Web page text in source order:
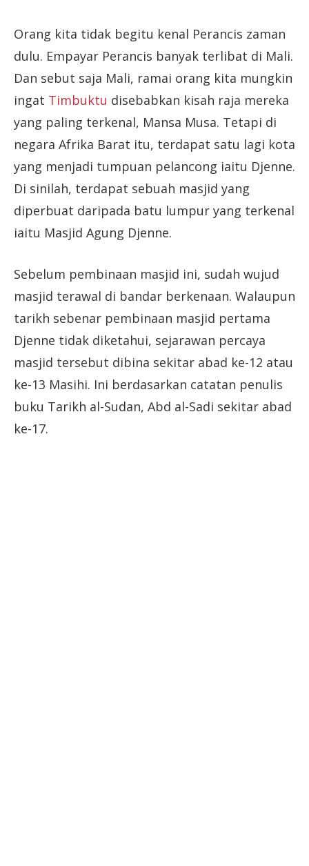
Orang kita tidak begitu kenal Perancis zaman
dulu. Empayar Perancis banyak terlibat di Mali.
Dan sebut saja Mali, ramai orang kita mungkin
ingat Timbuktu disebabkan kisah raja mereka
yang paling terkenal, Mansa Musa. Tetapi di
negara Afrika Barat itu, terdapat satu lagi kota
yang menjadi tumpuan pelancong iaitu Djenne.
Di sinilah, terdapat sebuah masjid yang
diperbuat daripada batu lumpur yang terkenal
iaitu Masjid Agung Djenne.
Sebelum pembinaan masjid ini, sudah wujud
masjid terawal di bandar berkenaan. Walaupun
tarikh sebenar pembinaan masjid pertama
Djenne tidak diketahui, sejarawan percaya
masjid tersebut dibina sekitar abad ke-12 atau
ke-13 Masihi. Ini berdasarkan catatan penulis
buku Tarikh al-Sudan, Abd al-Sadi sekitar abad
ke-17.